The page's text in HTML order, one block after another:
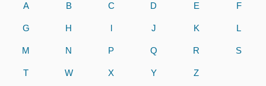
A B C D E F
G H l J K L
M N P Q R S
T W X Y Z